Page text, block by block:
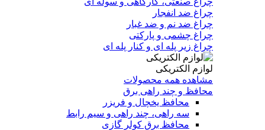
چراغ ضد انفجار
چراغ ضد نم و ضد غبار
چراغ چشمی و پارکتی
چراغ‌ زیر‌ پله‌ ای و کنار‌ پله‌ ای
لوازم الکتریکی
مشاهده همه محصولات
محافظ و چند راهی برق
محافظ یخچال و فریزر
سه راهی، چند راهی و سیم رابط
محافظ برق کولر گازی